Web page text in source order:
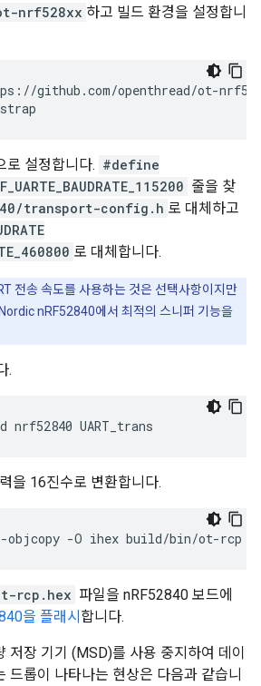
nrf528xx 하고 빌드 환경을 설정합니
github.com/openthread/ot-
로 설정합니다. #define
줄을 찾
transport-config.h 로 대체하고
로 대체합니다.
전송 속도를 사용하는 것은 선택사항이지만
nRF52840에서 최적의 스니퍼 기능을
.
UART_trans
을 16진수로 변환합니다.
objcopy -O ihex build/bin/ot-rcp
rcp.hex 파일을 nRF52840 보드에
을 플래시 합니다.
저장 기기 (MSD)를 사용 중지하여 데이
드롭이 나타나는 현상은 다음과 같습니